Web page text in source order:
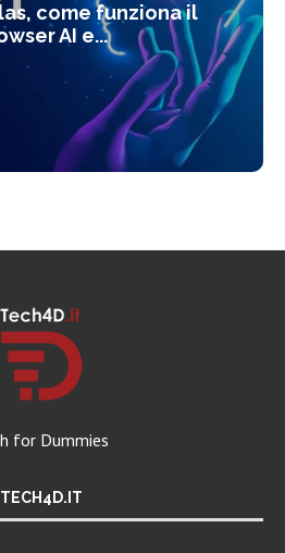
come funziona il
AI e...
for Dummies
TECH4D.IT